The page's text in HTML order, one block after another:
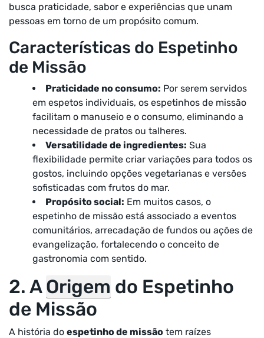
busca praticidade, sabor e experiências que unam
pessoas em torno de um propósito comum.
Características do Espetinho
de Missão
Praticidade no consumo: Por serem servidos
em espetos individuais, os espetinhos de missão
facilitam o manuseio e o consumo, eliminando a
necessidade de pratos ou talheres.
Versatilidade de ingredientes: Sua
flexibilidade permite criar variações para todos os
gostos, incluindo opções vegetarianas e versões
sofisticadas com frutos do mar.
Propósito social: Em muitos casos, o
espetinho de missão está associado a eventos
comunitários, arrecadação de fundos ou ações de
evangelização, fortalecendo o conceito de
gastronomia com sentido.
2. AOrigem do Espetinho
de Missão
A história do espetinho de missão tem raízes